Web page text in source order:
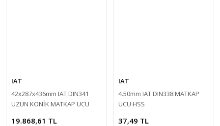
IAT
42x287x436mm IAT DIN341
UZUN KONİK MATKAP UCU
19.868,61 TL
IAT
4.50mm IAT DIN338 MATKAP
UCU HSS
37,49 TL